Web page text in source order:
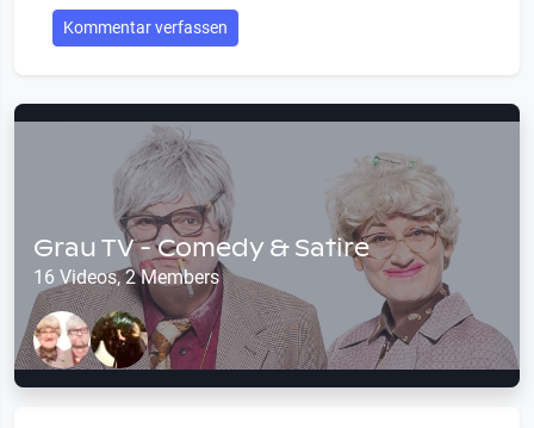
Kommentar verfassen
Grau TV - Comedy & Satire
16 Videos, 2 Members